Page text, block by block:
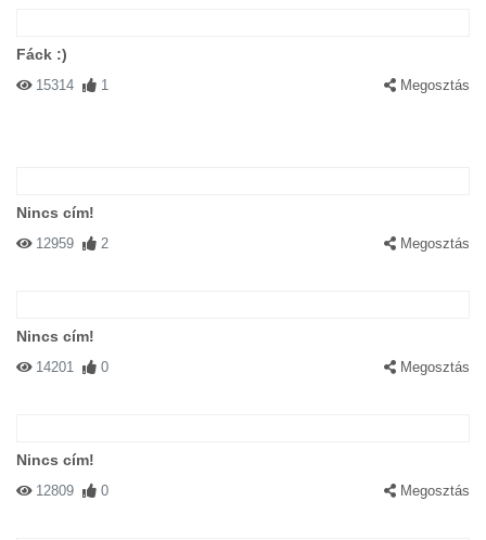
Fáck :)
15314 1 Megosztás
Nincs cím!
12959 2 Megosztás
Nincs cím!
14201 0 Megosztás
Nincs cím!
12809 0 Megosztás